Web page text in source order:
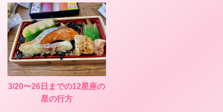
3/20〜26日までの12星座の
星の行方